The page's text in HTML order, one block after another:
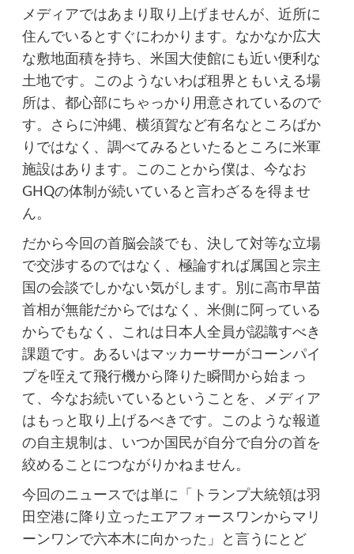
メディアではあまり取り上げませんが、近所に
住んでいるとすぐにわかります。なかなか広大
な敷地面積を持ち、米国大使館にも近い便利な
土地です。このようないわば租界ともいえる場
所は、都心部にちゃっかり用意されているので
す。さらに沖縄、横須賀など有名なところばか
りではなく、調べてみるといたるところに米軍
施設はあります。このことから僕は、今なお
GHQの体制が続いていると言わざるを得ませ
ん。
だから今回の首脳会談でも、決して対等な立場
で交渉するのではなく、極論すれば属国と宗主
国の会談でしかない気がします。別に高市早苗
首相が無能だからではなく、米側に阿っている
からでもなく、これは日本人全員が認識すべき
課題です。あるいはマッカーサーがコーンパイ
プを咥えて飛行機から降りた瞬間から始まっ
て、今なお続いているということを、メディア
はもっと取り上げるべきです。このような報道
の自主規制は、いつか国民が自分で自分の首を
絞めることにつながりかねません。
今回のニュースでは単に「トランプ大統領は羽
田空港に降り立ったエアフォースワンからマリ
ーンワンで六本木に向かった」と言うにとど